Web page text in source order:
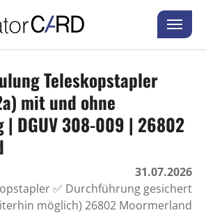
Teleskopstapler
mit und ohne
| DGUV 308-009 | 26802
31.07.2026
✅ Durchführung gesichert
möglich) 26802 Moormerland